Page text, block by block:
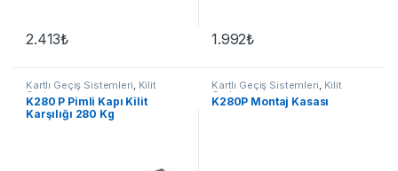
2.413₺ 1.992₺
Kartlı Geçiş Sistemleri, Kilit
Grubu
K280 P Pimli Kapı Kilit
Karşılığı 280 Kg
Kartlı Geçiş Sistemleri, Kilit
Grubu
K280P Montaj Kasası